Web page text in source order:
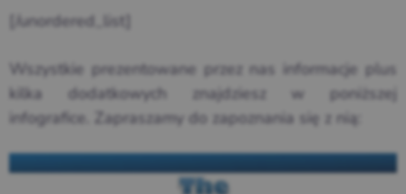
[/unordered_list]
Wszystkie prezentowane przez nas informacje plus
kilka dodatkowych znajdziesz w poniższej
infografice. Zapraszamy do zapoznania się z nią: